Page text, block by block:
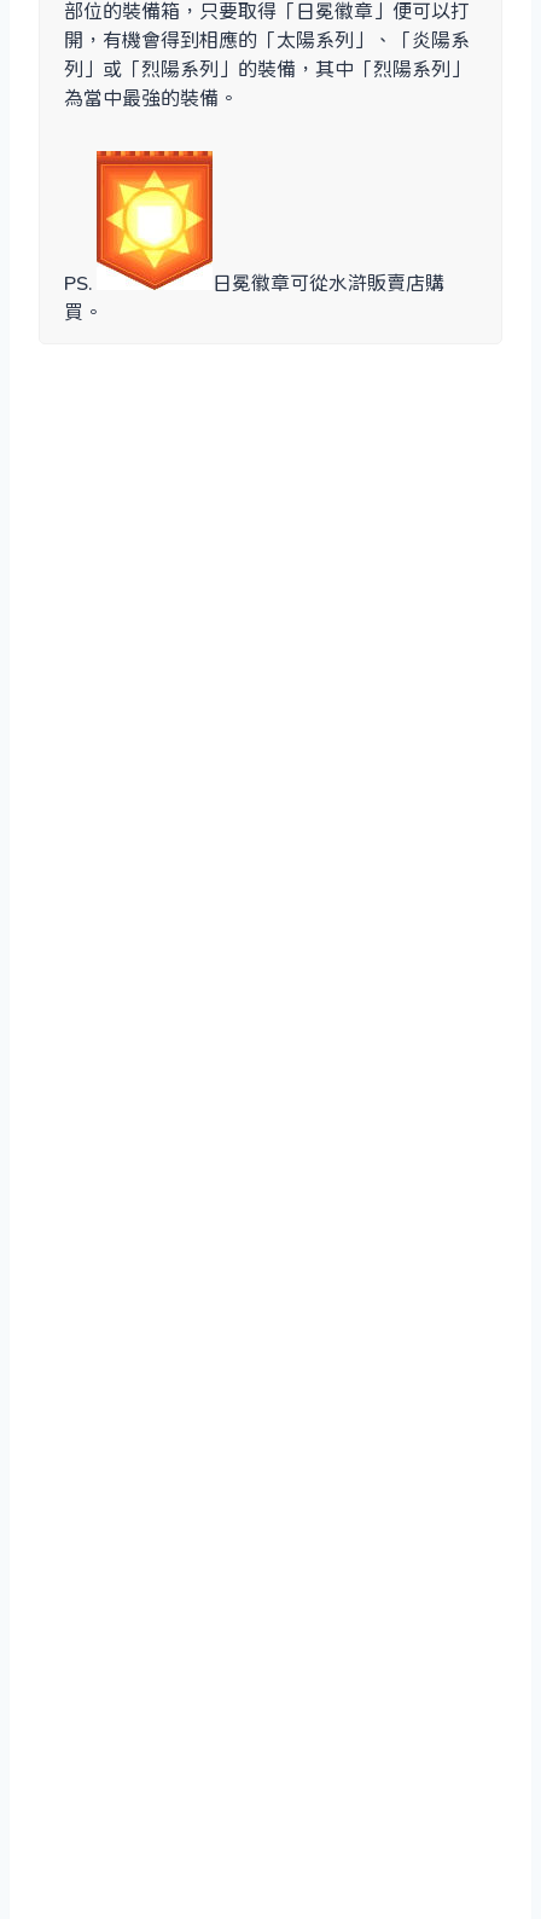
部位的裝備箱，只要取得「日冕徽章」便可以打
開，有機會得到相應的「太陽系列」、「炎陽系
列」或「烈陽系列」的裝備，其中「烈陽系列」
為當中最強的裝備。
PS.
日冕徽章可從水滸販賣店購
買。